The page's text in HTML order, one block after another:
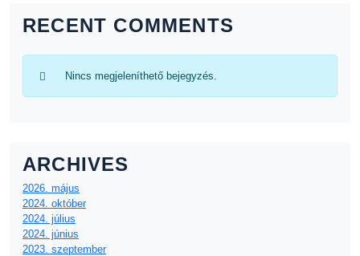
RECENT COMMENTS
Nincs megjeleníthető bejegyzés.
ARCHIVES
2026. május
2024. október
2024. július
2024. június
2023. szeptember